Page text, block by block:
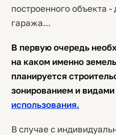
построенного объекта
гаража...
В первую очередь
на каком именно
планируется
зонированием и видами
использования.
В случае с